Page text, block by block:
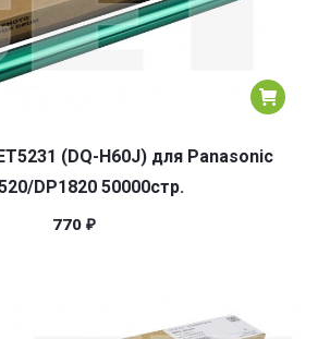
(DQ-H60J) для Panasonic
DP1820 50000стр.
770 ₽